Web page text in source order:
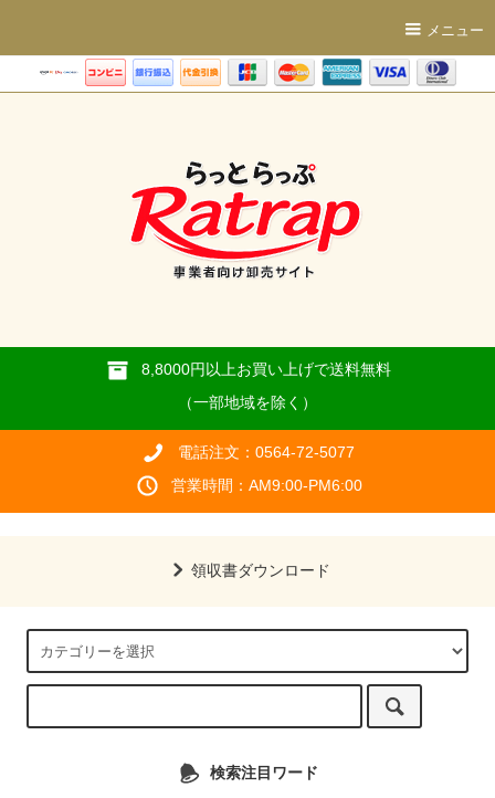
メニュー
8,8000円以上お買い上げで送料無料
（一部地域を除く）
電話注文：0564-72-5077
営業時間：AM9:00-PM6:00
領収書ダウンロード
検索注目ワード